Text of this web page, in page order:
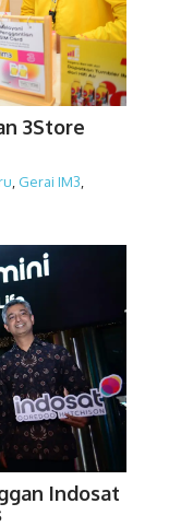
3Store
Gerai IM3
Indosat